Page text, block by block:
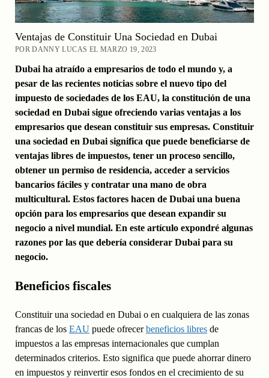
Ventajas de Constituir Una Sociedad en Dubai
POR DANNY LUCAS EL MARZO 19, 2023
Dubai ha atraído a empresarios de todo el mundo y, a
pesar de las recientes noticias sobre el nuevo tipo del
impuesto de sociedades de los EAU, la constitución de una
sociedad en Dubai sigue ofreciendo varias ventajas a los
empresarios que desean constituir sus empresas. Constituir
una sociedad en Dubai significa que puede beneficiarse de
ventajas libres de impuestos, tener un proceso sencillo,
obtener un permiso de residencia, acceder a servicios
bancarios fáciles y contratar una mano de obra
multicultural. Estos factores hacen de Dubai una buena
opción para los empresarios que desean expandir su
negocio a nivel mundial. En este artículo expondré algunas
razones por las que debería considerar Dubai para su
negocio.
Beneficios fiscales
Constituir una sociedad en Dubai o en cualquiera de las zonas
francas de los EAU puede ofrecerbeneficios libresde
impuestos a las empresas internacionales que cumplan
determinados criterios. Esto significa que puede ahorrar dinero
en impuestos y reinvertir esos fondos en el crecimiento de su